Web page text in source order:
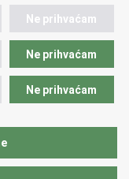
Hrvatsku
Ne prihvaćam
Ne prihvaćam
Ne prihvaćam